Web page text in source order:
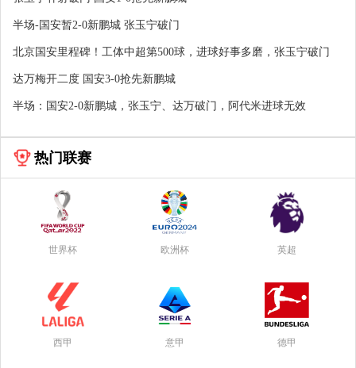
半场-国安暂2-0新鹏城 张玉宁破门
北京国安里程碑！工体中超第500球，进球好事多磨，张玉宁破门
达万梅开二度 国安3-0抢先新鹏城
半场：国安2-0新鹏城，张玉宁、达万破门，阿代米进球无效
热门联赛
世界杯 欧洲杯 英超
西甲 意甲 德甲